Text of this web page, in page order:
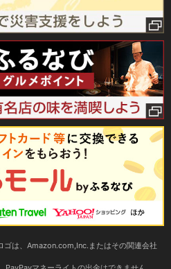
は、Amazon.com,Inc.またはその関連会社